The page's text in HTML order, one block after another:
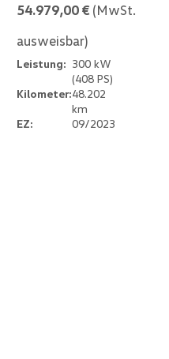
54.979,00 € (MwSt.
ausweisbar)
Leistung: 300 kW
(408 PS)
Kilometer:48.202
km
EZ:
09/2023